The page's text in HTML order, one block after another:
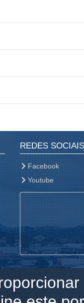
REDES SOCIAIS
Facebook
Youtube